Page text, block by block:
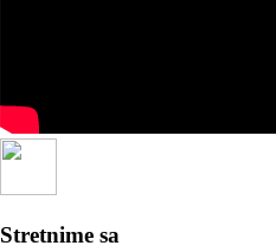
Stretnime sa